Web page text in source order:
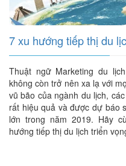
7 xu hướng tiếp thị du
Thuật ngữ Marketing du
không còn trở nên xa lạ với
vũ bão của ngành du lịch,
rất hiệu quả và được dự báo
lớn trong năm 2019. Hãy
hướng tiếp thị du lịch triển